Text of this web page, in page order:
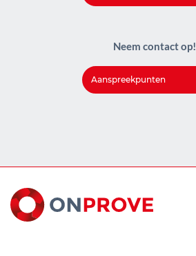
Neem contact op!
Aanspreekpunten